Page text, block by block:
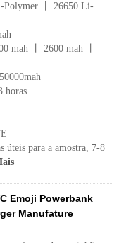
Polymer 丨 26650 Li-
mah 丨 2600 mah 丨
horas
úteis para a amostra, 7-8
Emoji Powerbank
Manufature